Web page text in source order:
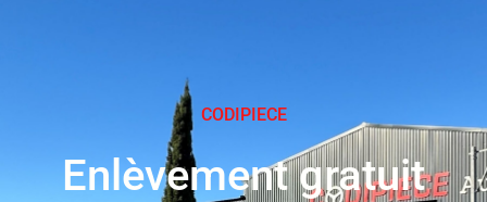
CODIPIECE
Enlèvement gratuit